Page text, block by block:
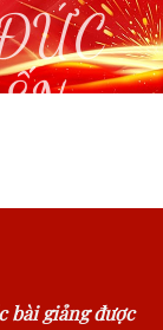
bài giảng được